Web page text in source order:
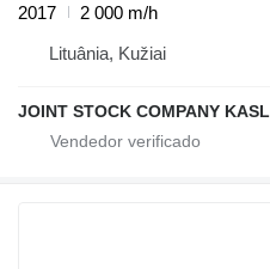
2017
2 000 m/h
Lituânia, Kužiai
JOINT STOCK COMPANY